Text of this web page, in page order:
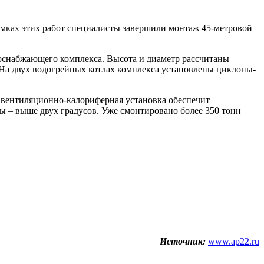
этих работ специалисты завершили монтаж 45-метровой
комплекса. Высота и диаметр рассчитаны
двух водогрейных котлах комплекса установлены циклоны-
калориферная установка обеспечит
– выше двух градусов. Уже смонтировано более 350 тонн
Источник: www.ap22.ru